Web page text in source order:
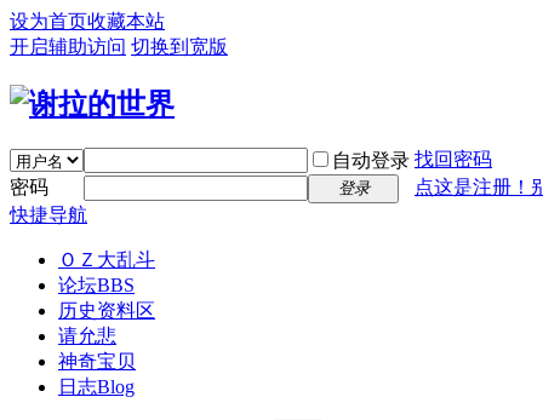
设为首页收藏本站
开启辅助访问 切换到宽版
自动登录 找回密码
密码
登录
点这是注册！
快捷导航
ＯＺ大乱斗
论坛BBS
历史资料区
请允悲
神奇宝贝
日志Blog